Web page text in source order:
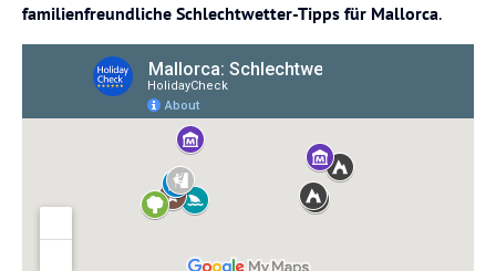
familienfreundliche Schlechtwetter-Tipps für Mallorca.